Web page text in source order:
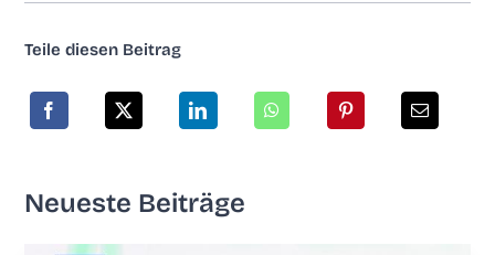
Tei­le die­sen Beitrag
Neu­es­te Beiträge